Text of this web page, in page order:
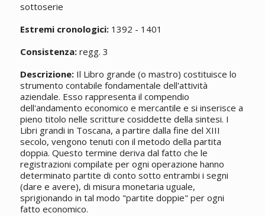
sottoserie
Estremi cronologici:1392 - 1401
Consistenza:regg. 3
Descrizione:Il Libro grande (o mastro) costituisce lo
strumento contabile fondamentale dell'attività
aziendale. Esso rappresenta il compendio
dell'andamento economico e mercantile e si inserisce a
pieno titolo nelle scritture cosiddette della sintesi. I
Libri grandi in Toscana, a partire dalla fine del XIII
secolo, vengono tenuti con il metodo della partita
doppia. Questo termine deriva dal fatto che le
registrazioni compilate per ogni operazione hanno
determinato partite di conto sotto entrambi i segni
(dare e avere), di misura monetaria uguale,
sprigionando in tal modo "partite doppie" per ogni
fatto economico.